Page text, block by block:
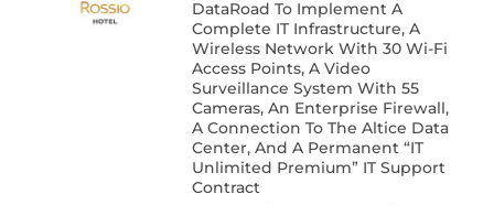
DataRoad To Implement A
Complete IT Infrastructure, A
Wireless Network With 30 Wi-Fi
Access Points, A Video
Surveillance System With 55
Cameras, An Enterprise Firewall,
A Connection To The Altice Data
Center, And A Permanent “IT
Unlimited Premium” IT Support
Contract